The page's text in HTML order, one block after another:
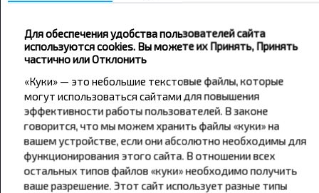
другие интересные предложения INFOBUS.
путешествуй с нами дешевле!
Подписаться
Для обеспечения удобства пользователей сайта
используются cookies. Вы можете их Принять, Принять
частично или Отклонить
«Куки» — это небольшие текстовые файлы, которые
могут использоваться сайтами для повышения
эффективности работы пользователей. В законе
говорится, что мы можем хранить файлы «куки» на
вашем устройстве, если они абсолютно необходимы для
функционирования этого сайта. В отношении всех
остальных типов файлов «куки» необходимо получить
ваше разрешение. Этот сайт использует разные типы